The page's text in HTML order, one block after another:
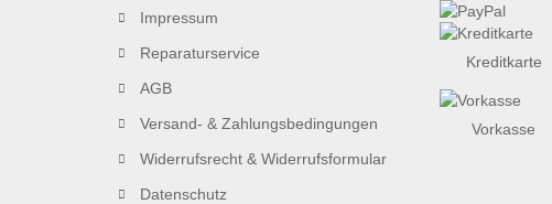
Impressum
Reparaturservice
AGB
Versand- & Zahlungsbedingungen
Widerrufsrecht & Widerrufsformular
Datenschutz
Kreditkarte
Vorkasse